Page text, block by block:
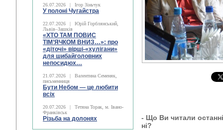
26.07.2026 | Ігор Зіньчук
У полоні Чугайстра
22.07.2026 |
Юрій Горблянський,
Львів–Зашків
«ХТО ТАМ ПОВИС
ТІМ’ЯЧКОМ ВНИЗ…»: про
«діточі» вірші-«хулігани»
для шибайголовних
непосидюх…
21.07.2026 |
Валентина Семеняк,
письменниця
Бути Небом ― це любити
всіх
20.07.2026 |
Тетяна Торак, м. Івано-
Франківськ
Різьба на долонях
- Що Ви читали
ні?